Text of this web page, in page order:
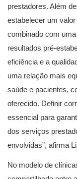
prestadores. Além
estabelecer um
combinado com
resultados pré-
eficiência e a
uma relação mais
saúde e pacientes,
oferecido. Definir
essencial para
dos serviços
envolvidas”, afirma
No modelo de